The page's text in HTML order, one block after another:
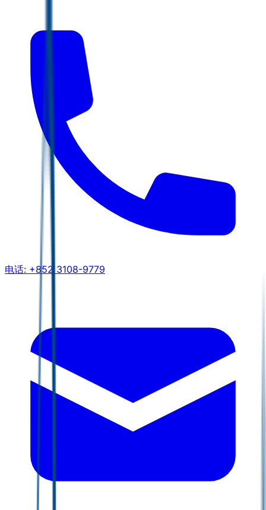
电话: +852 3108-9779